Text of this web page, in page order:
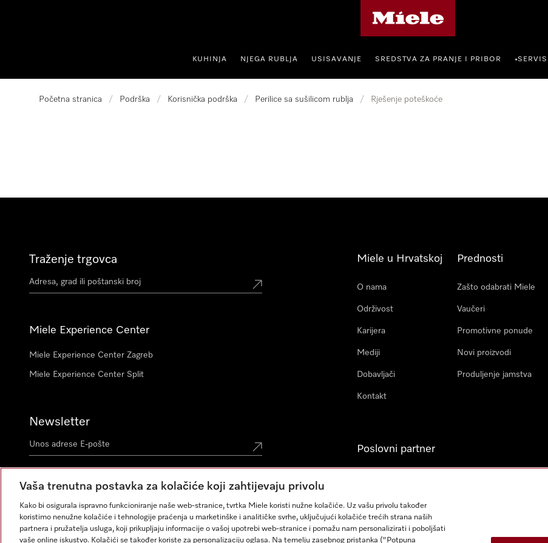
KUHINJA NJEGA RUBLJA USISAVANJE SREDSTVA ZA PRANJE I PRIBOR •SERVIS
Početna stranica / Podrška / Korisnička podrška / Perilice sa sušilicom rublja / Rješenje poteškoće
Traženje trgovca
Miele Experience Center
Miele Experience Center Zagreb
Miele Experience Center Split
Newsletter
Miele u Hrvatskoj
O nama
Održivost
Karijera
Mediji
Dobavljači
Kontakt
Prednosti
Zašto odabrati Miele
Vaučeri
Promotivne ponude
Novi proizvodi
Produljenje jamstva
Poslovni partner
građevinskih radova
Vaša trenutna postavka za kolačiće koji zahtijevaju privolu
Kako bi osigurala ispravno funkcioniranje naše web-stranice, tvrtka Miele koristi nužne kolačiće. Uz vašu privolu također
koristimo nenužne kolačiće i tehnologije praćenja u marketinške i analitičke svrhe, uključujući kolačiće trećih strana naših
partnera i pružatelja usluga, koji prikupljaju informacije o vašoj upotrebi web-stranice i pomažu nam personalizirati i poboljšati
vaše online iskustvo. Kolačići se također koriste za personalizaciju oglasa. Na temelju zasebnog pristanka ("Potpuna